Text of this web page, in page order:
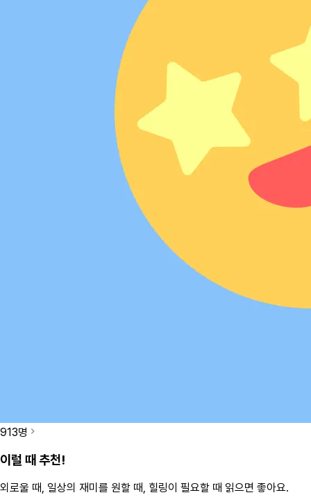
913명
이럴 때 추천!
외로울 때, 일상의 재미를 원할 때, 힐링이 필요할 때 읽으면 좋아요.